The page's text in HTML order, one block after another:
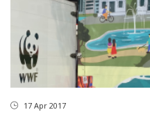
17 Apr 2017